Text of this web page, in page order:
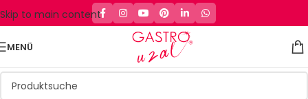
Skip to main content
MENÜ